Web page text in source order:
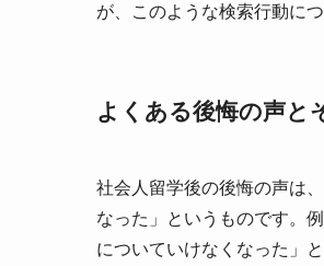
が、このような検索行動に
よくある後悔の声と
社会人留学後の後悔の声は
なった」というものです。
についていけなくなった」